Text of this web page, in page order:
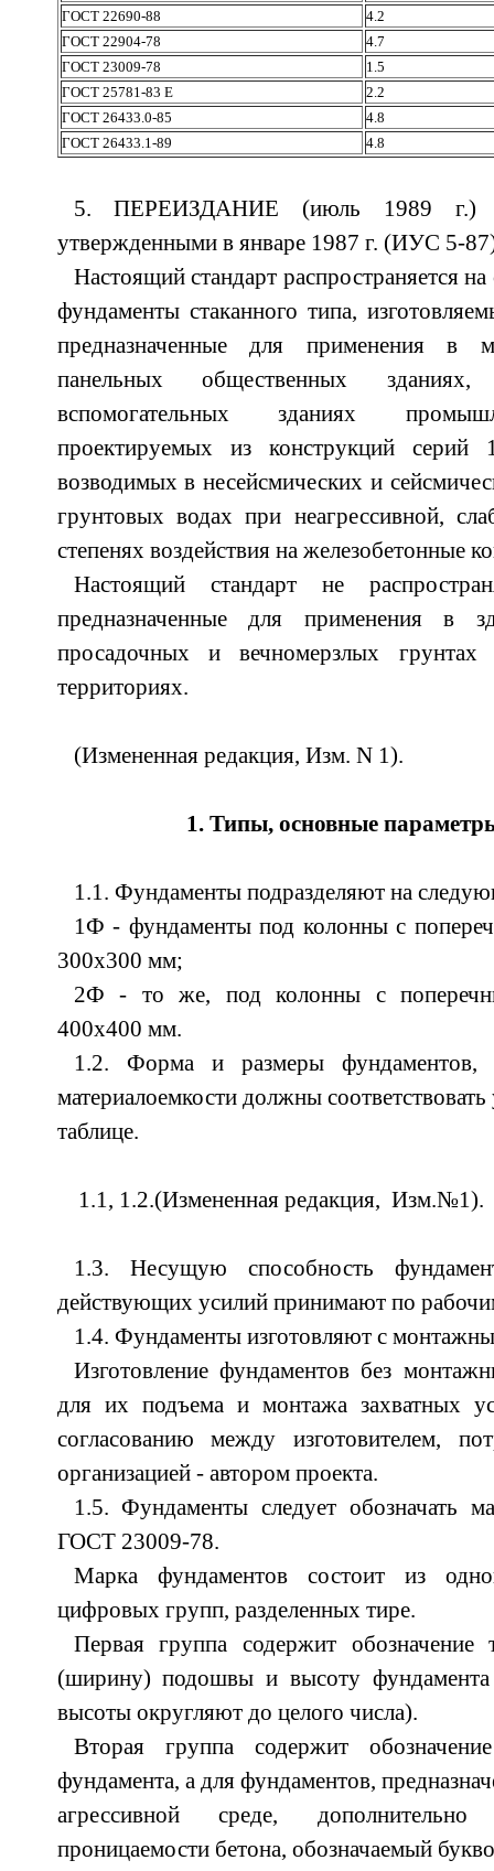
ГОСТ 22690-88
4.2
ГОСТ 22904-78
4.7
ГОСТ 23009-78
1.5
ГОСТ 25781-83 E
2.2
ГОСТ 26433.0-85
4.8
ГОСТ 26433.1-89
4.8
5. ПЕРЕИЗДАНИЕ (июль 1989 г.)
утвержденными в январе 1987 г. (ИУС 5-
Настоящий стандарт распространяется
фундаменты стаканного типа,
предназначенные для применения в
панельных общественных
вспомогательных зданиях
проектируемых из конструкций серий
возводимых в несейсмических и
грунтовых водах при неагрессивной,
степенях воздействия на железобетонные
Настоящий стандарт не
предназначенные для применения в
просадочных и вечномерзлых
территориях.
(Измененная редакция, Изм. N 1).
1. Типы, основные
1.1. Фундаменты подразделяют на
1Ф - фундаменты под колонны с
300х300 мм;
2Ф - то же, под колонны с
400х400 мм.
1.2. Форма и размеры фундаментов,
материалоемкости должны
таблице.
1.1, 1.2.(Измененная редакция, Изм.№1).
1.3. Несущую способность
действующих усилий принимают по
1.4. Фундаменты изготовляют с
Изготовление фундаментов без
для их подъема и монтажа захватных
согласованию между изготовителем,
организацией - автором проекта.
1.5. Фундаменты следует обозначать
ГОСТ 23009-78.
Марка фундаментов состоит из
цифровых групп, разделенных тире.
Первая группа содержит обозначение
(ширину) подошвы и высоту фундамента
высоты округляют до целого числа).
Вторая группа содержит
фундамента, а для фундаментов,
агрессивной среде, дополнительно
проницаемости бетона, обозначаемый